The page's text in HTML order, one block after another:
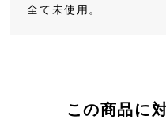
全て未使用。
この商品に